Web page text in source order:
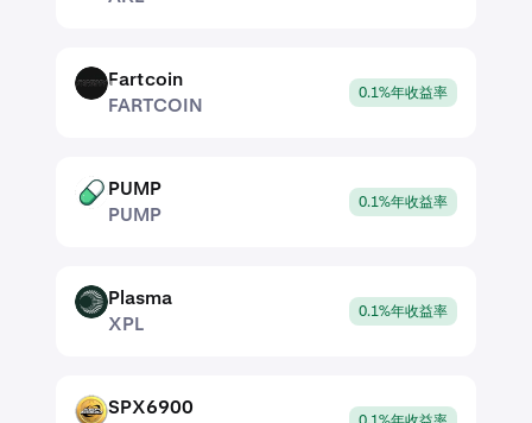
FARTCOINFartcoin
FARTCOIN
0.1%年收益率
PUMP
PUMP
PUMP
0.1%年收益率
XPL
Plasma
XPL
0.1%年收益率
SPX
SPX6900